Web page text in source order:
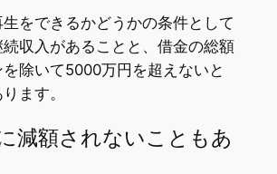
をできるかどうかの条件として
収入があることと、借金の総額
除いて5000万円を超えないと
ます。
減額されないこともあ